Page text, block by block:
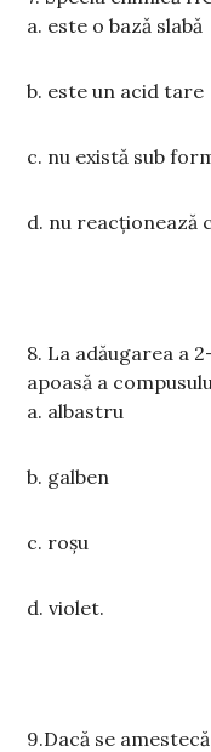
a. este o bază slabă
b. este un acid tare
c. nu există sub
d. nu reacționează
8. La adăugarea a 2
apoasă a
a. albastru
b. galben
c. roșu
d. violet.
9.Dacă se